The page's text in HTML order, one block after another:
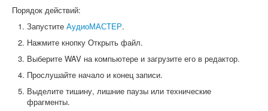
Порядок действий:
Запустите АудиоМАСТЕР.
Нажмите кнопку Открыть файл.
Выберите WAV на компьютере и загрузите его в редактор.
Прослушайте начало и конец записи.
Выделите тишину, лишние паузы или технические
фрагменты.